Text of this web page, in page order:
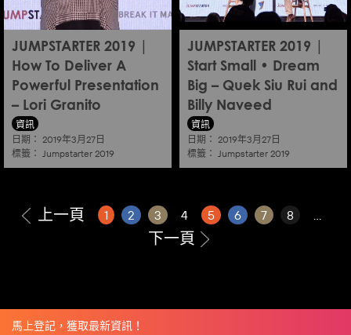
JUMPSTARTER 2019 |
How To Deliver A
Powerful Presentation
– Lori Granito
資訊
日期： 2019年3月27日
標籤： Jumpstarter 2019
JUMPSTARTER 2019 |
Start Small • Dream
Big – Quek Siu Rui and
Billy Naveed
資訊
日期： 2019年3月27日
標籤： Jumpstarter 2019
上一頁 1 2 3 4 5 6 7 8 ...
下一頁
馬上登記，獲取最新資訊！